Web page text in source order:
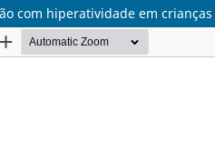
com hiperatividade em crianças